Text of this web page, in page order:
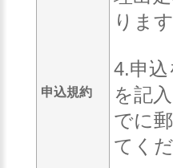
申込規約
りま
4.申
を記
でに
てく